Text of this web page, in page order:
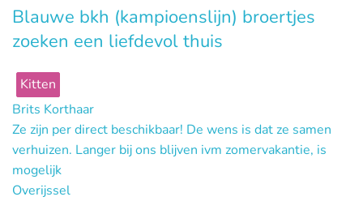
Blauwe bkh (kampioenslijn) broertjes
zoeken een liefdevol thuis
Kitten
Brits Korthaar
Ze zijn per direct beschikbaar! De wens is dat ze samen
verhuizen. Langer bij ons blijven ivm zomervakantie, is
mogelijk
Overijssel